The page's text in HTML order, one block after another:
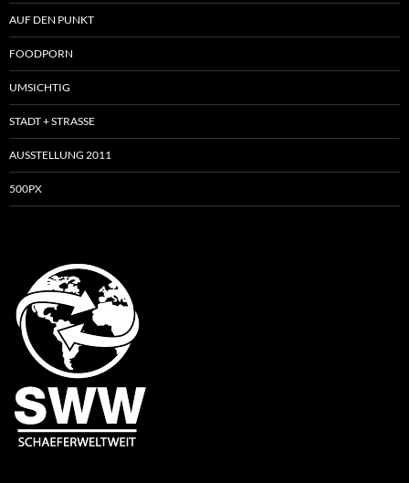
AUF DEN PUNKT
FOODPORN
UMSICHTIG
STADT + STRASSE
AUSSTELLUNG 2011
500PX